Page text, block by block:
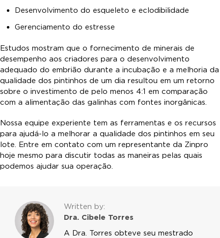
Desenvolvimento do esqueleto e eclodibilidade
Gerenciamento do estresse
Estudos mostram que o fornecimento de minerais de
desempenho aos criadores para o desenvolvimento
adequado do embrião durante a incubação e a melhoria da
qualidade dos pintinhos de um dia resultou em um retorno
sobre o investimento de pelo menos 4:1 em comparação
com a alimentação das galinhas com fontes inorgânicas.
Nossa equipe experiente tem as ferramentas e os recursos
para ajudá-lo a melhorar a qualidade dos pintinhos em seu
lote. Entre em contato com um representante da Zinpro
hoje mesmo para discutir todas as maneiras pelas quais
podemos ajudar sua operação.
Written by:
Dra. Cibele Torres
A Dra. Torres obteve seu mestrado